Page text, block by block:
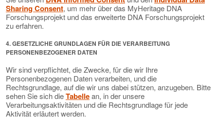
Sharing Consent, um mehr über das MyHeritage DNA
Forschungsprojekt und das erweiterte DNA Forschungsprojekt
zu erfahren.
4. GESETZLICHE GRUNDLAGEN FÜR DIE VERARBEITUNG
PERSONENBEZOGENER DATEN
Wir sind verpflichtet, die Zwecke, für die wir Ihre
Personenbezogenen Daten verarbeiten, und die
Rechtsgrundlage, auf die wir uns dabei stützen, anzugeben. Bitte
sehen Sie sich dieTabellean, in der unsere
Verarbeitungsaktivitäten und die Rechtsgrundlage für jede
Aktivität erläutert werden.